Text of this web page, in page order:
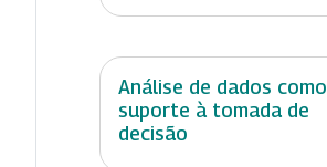
Análise de dados como
suporte à tomada de
decisão